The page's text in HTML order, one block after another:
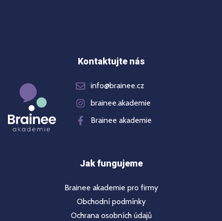
Kontaktujte nás
info@brainee.cz
brainee.akademie
Brainee akademie
Jak fungujeme
Brainee akademie pro firmy
Obchodní podmínky
Ochrana osobních údajů